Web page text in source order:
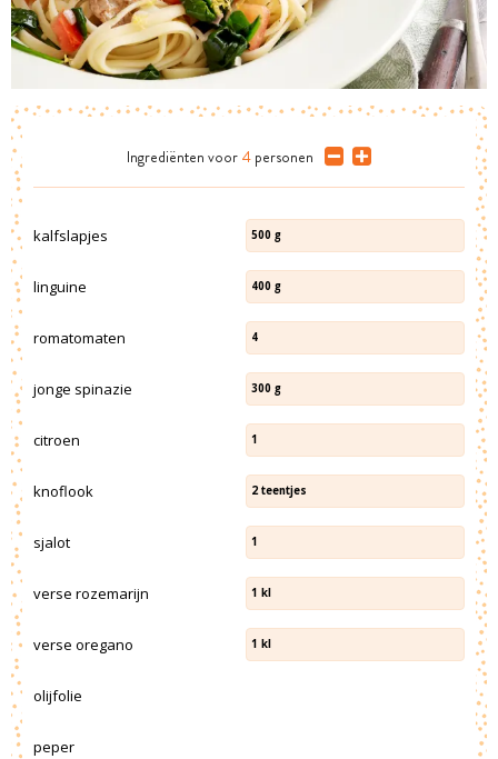
Ingrediënten voor 4 personen
kalfslapjes 500 g
linguine 400 g
romatomaten 4
jonge spinazie 300 g
citroen 1
knoflook 2 teentjes
sjalot 1
verse rozemarijn 1 kl
verse oregano 1 kl
olijfolie
peper